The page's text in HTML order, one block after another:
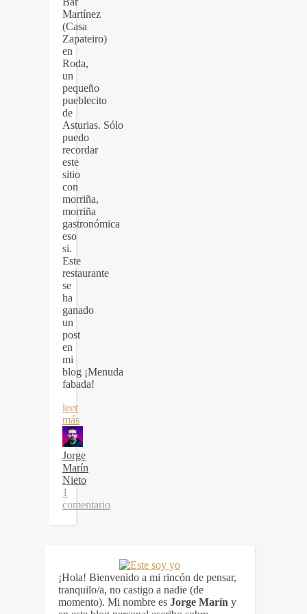
Martínez
(Casa
Zapateiro)
en
Roda,
un
pequeño
pueblecito
de
Asturias. Sólo
puedo
recordar
este
sitio
con
morriña,
morriña
gastronómica
eso
si.
Este
restaurante
se
ha
ganado
un
post
en
mi
blog ¡Menuda
fabada!
leer
más
Jorge
Marín
Nieto
1
comentario
¡Hola! Bienvenido a mi rincón de pensar,
tranquilo/a, no castigo a nadie (de
momento). Mi nombre es Jorge Marín y